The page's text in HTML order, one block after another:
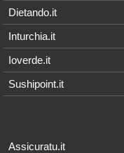
Dietando.it
Inturchia.it
Ioverde.it
Sushipoint.it
Assicuratu.it